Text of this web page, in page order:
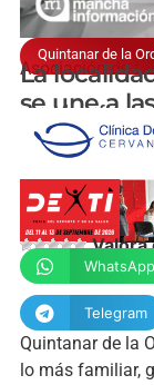
Quintanar de la
Asociación de
La
se une a
Valora
WhatsApp
Telegram
Quintanar de la
lo más familiar,